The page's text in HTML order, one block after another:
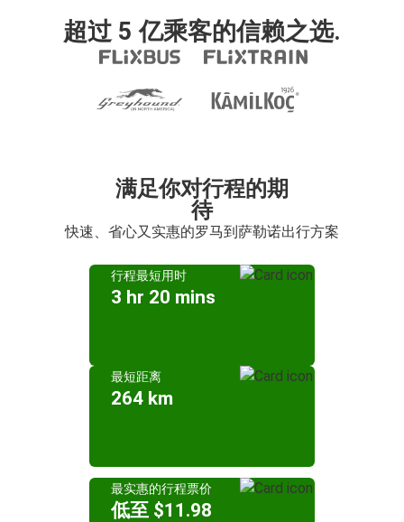
超过 5 亿乘客的信赖之选.
满足你对行程的期
待
快速、省心又实惠的罗马到萨勒诺出行方案
行程最短用时
3 hr 20 mins
最短距离
264 km
最实惠的行程票价
低至 $11.98